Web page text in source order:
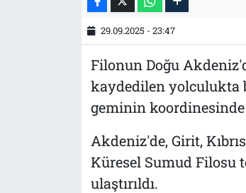
29.09.2025 - 23:47
Filonun Doğu
kaydedilen yolculukta
geminin
Akdeniz'de, Girit,
Küresel Sumud Filosu
ulaştırıldı.